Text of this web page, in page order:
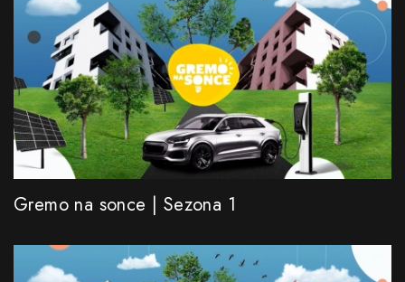
Gremo na sonce | Sezona 1